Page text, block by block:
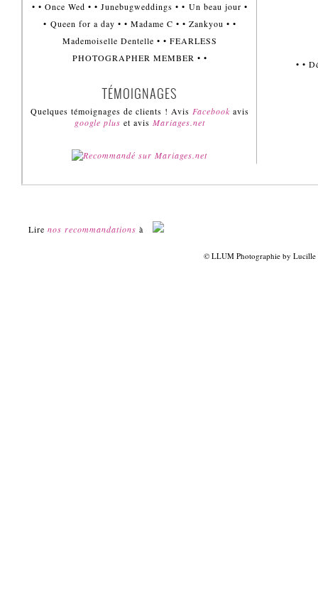
• • Once Wed • • Junebugweddings • • Un beau jour •
• Queen for a day • • Madame C • • Zankyou • •
Mademoiselle Dentelle • • FEARLESS
PHOTOGRAPHER MEMBER • •
TÉMOIGNAGES
Quelques témoignages de clients ! Avis Facebook avis
google plus et avis Mariages.net
• •
Lire nos recommandations à
© LLUM Photographie by Lucille